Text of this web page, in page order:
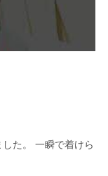
た。
一瞬で着けら